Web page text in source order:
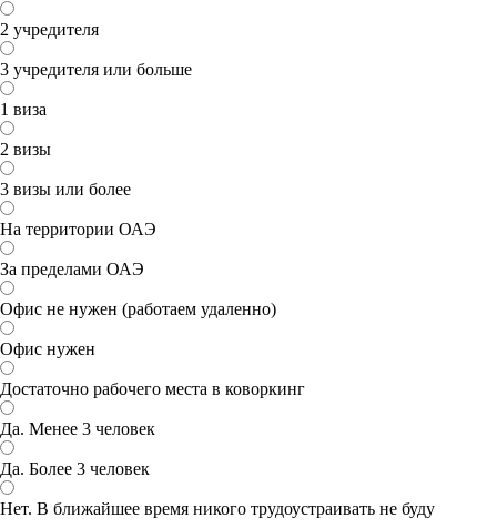
2 учредителя
3 учредителя или больше
1 виза
2 визы
3 визы или более
На территории ОАЭ
За пределами ОАЭ
Офис не нужен (работаем удаленно)
Офис нужен
Достаточно рабочего места в коворкинг
Да. Менее 3 человек
Да. Более 3 человек
Нет. В ближайшее время никого трудоустраивать не буду